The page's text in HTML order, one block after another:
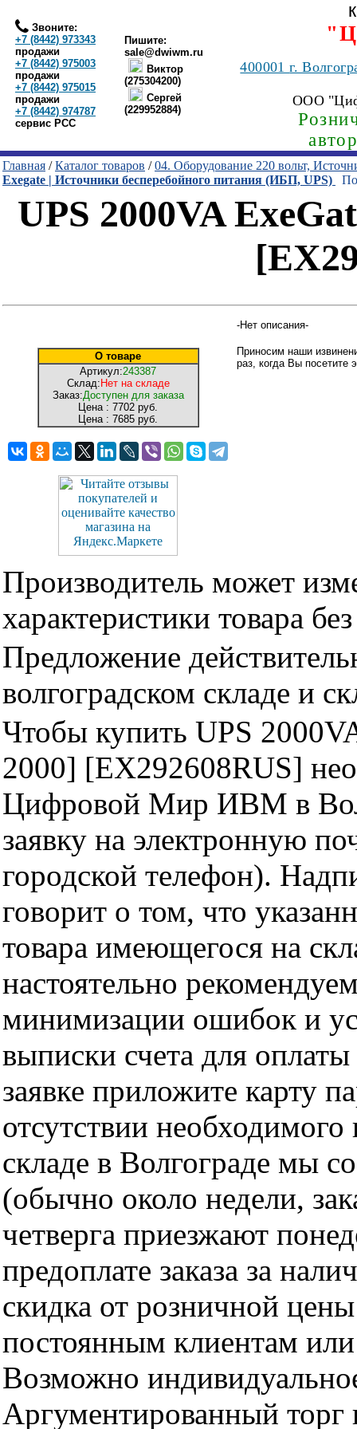
Звоните:
+7 (8442) 973343
продажи
+7 (8442) 975003
продажи
+7 (8442) 975015
продажи
+7 (8442) 974787
сервис РСС
Пишите:
sale@dwiwm.ru
Виктор
(275304200)
Сергей
(229952884)
400001г.
ООО
Главная /Каталог товаров /04. Оборудование 220 вольт,
Exegate | Источники бесперебойного питания (ИБП, UPS)
UPS 2000VA
О товаре
Артикул:243387
Склад: Нет на складе
Заказ:Доступен для заказа
Цена : 7702 руб.
Цена : 7685 руб.
-Нет описания-
Приносим наши
раз, когда Вы посетите
Производитель может
характеристики товара
Предложение
волгоградском складе и
Чтобы купить UPS
2000] [EX292608RUS]
Цифровой Мир ИВМ в
заявку на электронную
городской телефон).
говорит о том, что
товара имеющегося на
настоятельно
минимизации ошибок и
выписки счета для
заявке приложите карту
отсутствии
складе в Волгограде мы
(обычно около недели,
четверга приезжают
предоплате заказа за
скидка от розничной
постоянным клиентам
Возможно
Аргументированный торг